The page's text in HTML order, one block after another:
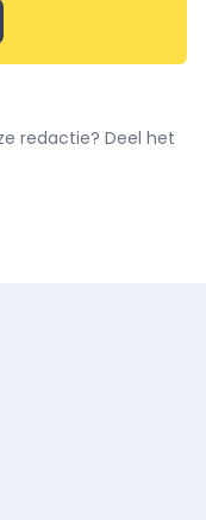
redactie? Deel het